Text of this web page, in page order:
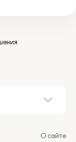
О сайте